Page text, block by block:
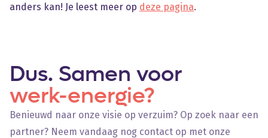
anders kan! Je leest meer op deze pagina.
Dus. Samen voor
werk-energie?
Benieuwd naar onze visie op verzuim? Op zoek naar een
partner? Neem vandaag nog contact op met onze